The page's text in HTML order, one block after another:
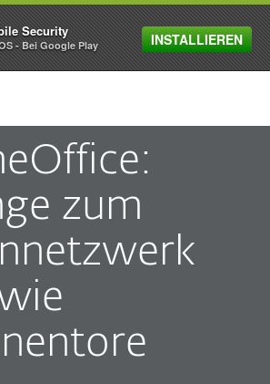
MENU
zum
Security
- Bei Google Play INSTALLIEREN